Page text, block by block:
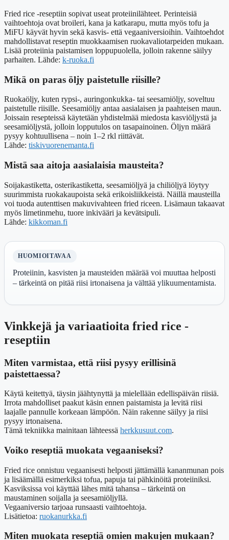
Fried rice -reseptiin sopivat useat proteiinilähteet. Perinteisiä
vaihtoehtoja ovat broileri, kana ja katkarapu, mutta myös tofu ja
MiFU käyvät hyvin sekä kasvis- että vegaaniversioihin. Vaihtoehdot
mahdollistavat reseptin muokkaamisen ruokavaliotarpeiden mukaan.
Lisää proteiinia paistamisen loppupuolella, jolloin rakenne säilyy
parhaiten. Lähde: k-ruoka.fi
Mikä on paras öljy paistetulle riisille?
Ruokaöljy, kuten rypsi-, auringonkukka- tai seesamiöljy, soveltuu
paistetulle riisille. Seesamiöljy antaa aasialaisen ja paahteisen maun.
Joissain resepteissä käytetään yhdistelmää miedosta kasviöljystä ja
seesamiöljystä, jolloin lopputulos on tasapainoinen. Öljyn määrä
pysyy kohtuullisena – noin 1–2 rkl riittävät.
Lähde: tiskivuorenemanta.fi
Mistä saa aitoja aasialaisia mausteita?
Soijakastiketta, osterikastiketta, seesamiöljyä ja chiliöljyä löytyy
suurimmista ruokakaupoista sekä erikoisliikkeistä. Näillä mausteilla
voi tuoda autenttisen makuvivahteen fried riceen. Lisämaun takaavat
myös limetinmehu, tuore inkivääri ja kevätsipuli.
Lähde: kikkoman.fi
HUOMIOITAVAA
Proteiinin, kasvisten ja mausteiden määrää voi muuttaa helposti
– tärkeintä on pitää riisi irtonaisena ja välttää ylikuumentamista.
Vinkkejä ja variaatioita fried rice -
reseptiin
Miten varmistaa, että riisi pysyy erillisinä
paistettaessa?
Käytä keitettyä, täysin jäähtynyttä ja mielellään edellispäivän riisiä.
Irrota mahdolliset paakut käsin ennen paistamista ja levitä riisi
laajalle pannulle korkeaan lämpöön. Näin rakenne säilyy ja riisi
pysyy irtonaisena.
Tämä tekniikka mainitaan lähteessä herkkusuut.com.
Voiko reseptiä muokata vegaaniseksi?
Fried rice onnistuu vegaanisesti helposti jättämällä kananmunan pois
ja lisäämällä esimerkiksi tofua, papuja tai pähkinöitä proteiiniksi.
Kasviksissa voi käyttää lähes mitä tahansa – tärkeintä on
maustaminen soijalla ja seesamiöljyllä.
Vegaaniversio tarjoaa runsaasti vaihtoehtoja.
Lisätietoa: ruokanurkka.fi
Miten muokata reseptiä omien makujen mukaan?